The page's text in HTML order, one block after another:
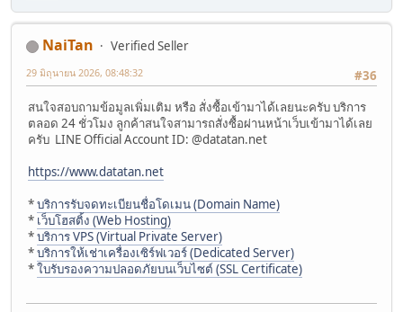
NaiTan
Verified Seller
#36
29 มิถุนายน 2026, 08:48:32
สนใจสอบถามข้อมูลเพิ่มเติม หรือ สั่งซื้อเข้ามาได้เลยนะครับ บริการ
ตลอด 24 ชั่วโมง ลูกค้าสนใจสามารถสั่งซื้อผ่านหน้าเว็บเข้ามาได้เลย
ครับ LINE Official Account ID: @datatan.net
https://www.datatan.net
*บริการรับจดทะเบียนชื่อโดเมน (Domain Name)
* เว็บโฮสติ้ง (Web Hosting)
*บริการ VPS (Virtual Private Server)
*บริการให้เช่าเครื่องเซิร์ฟเวอร์ (Dedicated Server)
*ใบรับรองความปลอดภัยบนเว็บไซต์ (SSL Certificate)